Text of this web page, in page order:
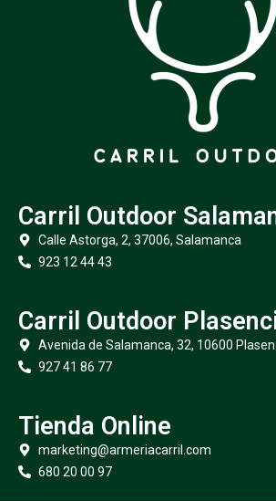
Carril Outdoor
Calle Astorga, 2, 37006, Salamanca
923 12 44 43
Carril Outdoor
Avenida de Salamanca, 32, 10600
927 41 86 77
Tienda Online
marketing@armeriacarril.com
680 20 00 97